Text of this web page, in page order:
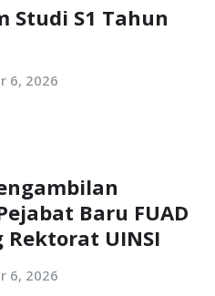
Studi S1 Tahun
6, 2026
Baru FUAD
Rektorat UINSI
6, 2026